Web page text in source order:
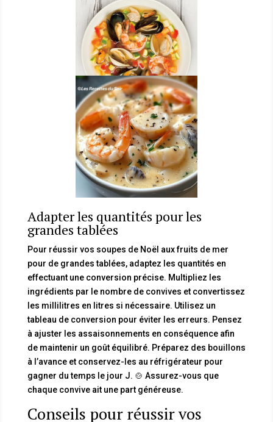
Adapter les quantités pour les
grandes tablées
Pour réussir vos soupes de Noël aux fruits de mer
pour de grandes tablées, adaptez les quantités en
effectuant une conversion précise. Multipliez les
ingrédients par le nombre de convives et convertissez
les millilitres en litres si nécessaire. Utilisez un
tableau de conversion pour éviter les erreurs. Pensez
à ajuster les assaisonnements en conséquence afin
de maintenir un goût équilibré. Préparez des bouillons
à l’avance et conservez-les au réfrigérateur pour
gagner du temps le jour J. 🍲 Assurez-vous que
chaque convive ait une part généreuse.
Conseils pour réussir vos